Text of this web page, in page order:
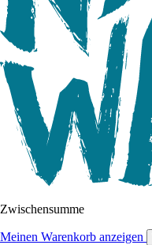
Zwischensumme
Meinen Warenkorb anzeigen